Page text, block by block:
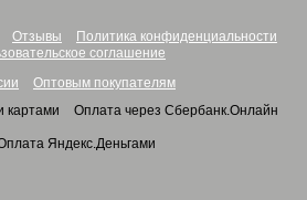
Отзывы
Политика конфиденциальности
соглашение
Оптовым покупателям
картами
Оплата через Сбербанк.Онлайн
Яндекс.Деньгами